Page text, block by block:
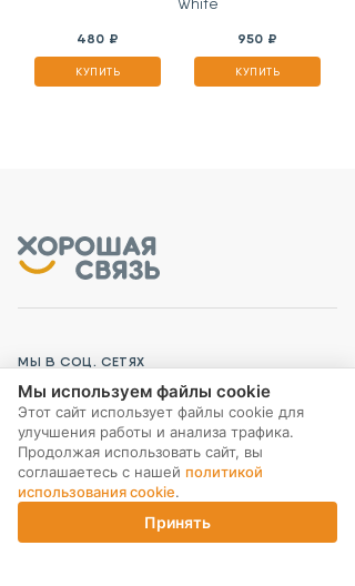
480 ₽
КУПИТЬ
950 ₽
КУПИТЬ
Корзина
МЫ В СОЦ. СЕТЯХ
ПОДПИСКА НА РАССЫЛКУ
Мы используем файлы cookie
Этот сайт использует файлы cookie для
улучшения работы и анализа трафика.
Продолжая использовать сайт, вы
соглашаетесь с нашей политикой
использования cookie.
Принять